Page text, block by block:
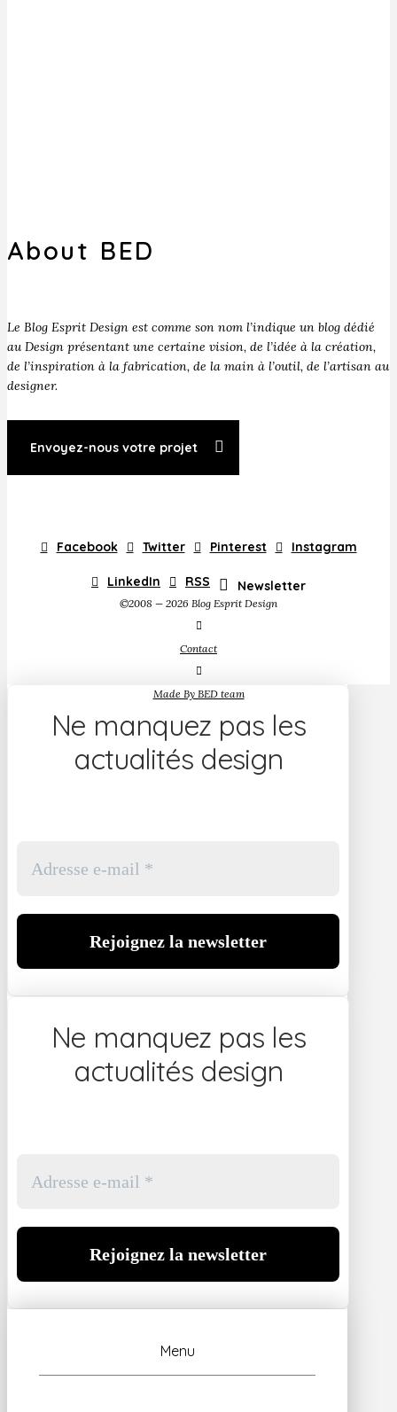
About BED
Le Blog Esprit Design est comme son nom l’indique un blog dédié
au Design présentant une certaine vision, de l’idée à la création,
de l’inspiration à la fabrication, de la main à l’outil, de l’artisan au
designer.
Envoyez-nous votre projet
Facebook Twitter Pinterest Instagram
LinkedIn RSS Newsletter
©2008 — 2026 Blog Esprit Design
Contact
Made By BED team
Ne manquez pas les
actualités design
Ne manquez pas les
actualités design
Menu